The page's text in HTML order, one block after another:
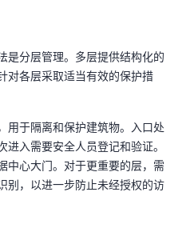
是分层管理。多层提供结构化的
对各层采取适当有效的保护措
用于隔离和保护建筑物。入口处
入需要安全人员登记和验证。
中心大门。对于更重要的层，需
别，以进一步防止未经授权的访